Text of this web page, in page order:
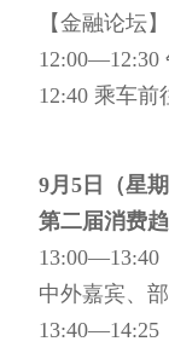
【金融论坛
12:00—12:30
12:40 乘车前
9月5日（星
第二届消费
13:00—13:40
中外嘉宾、
13:40—14:25